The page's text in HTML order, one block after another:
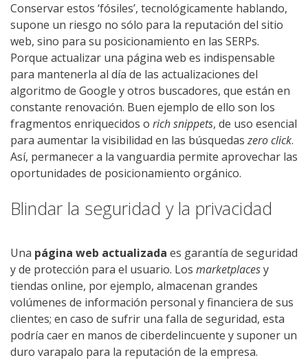
Conservar estos ‘fósiles’, tecnológicamente hablando,
supone un riesgo no sólo para la reputación del sitio
web, sino para su posicionamiento en las SERPs.
Porque actualizar una página web es indispensable
para mantenerla al día de las actualizaciones del
algoritmo de Google y otros buscadores, que están en
constante renovación. Buen ejemplo de ello son los
fragmentos enriquecidos o rich snippets, de uso esencial
para aumentar la visibilidad en las búsquedaszero click.
Así, permanecer a la vanguardia permite aprovechar las
oportunidades de posicionamiento orgánico.
Blindar la seguridad y la privacidad
Una página web actualizada es garantía de seguridad
y de protección para el usuario. Los marketplacesy
tiendas online, por ejemplo, almacenan grandes
volúmenes de información personal y financiera de sus
clientes; en caso de sufrir una falla de seguridad, esta
podría caer en manos de ciberdelincuente y suponer un
duro varapalo para la reputación de la empresa.